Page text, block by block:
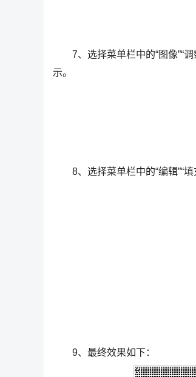
7、选择菜单栏中的“图像”“调
示。
8、选择菜单栏中的“编辑”“填
9、最终效果如下：